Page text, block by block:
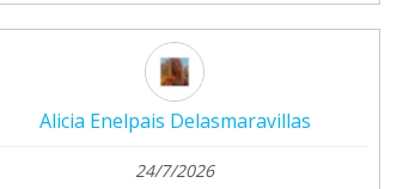
Alicia Enelpais Delasmaravillas
24/7/2026